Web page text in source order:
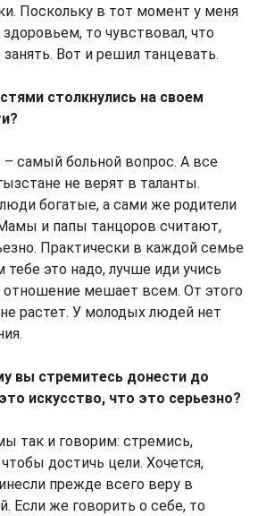
Поскольку в тот момент у меня
то чувствовал, что
Вот и решил танцевать.
столкнулись на своем
самый больной вопрос. А все
не верят в таланты.
богатые, а сами же родители
и папы танцоров считают,
Практически в каждой семье
тебе это надо, лучше иди учись
отношение мешает всем. От этого
растет. У молодых людей нет
вы стремитесь донести до
искусство, что это серьезно?
так и говорим: стремись,
достичь цели. Хочется,
прежде всего веру в
Если же говорить о себе, то